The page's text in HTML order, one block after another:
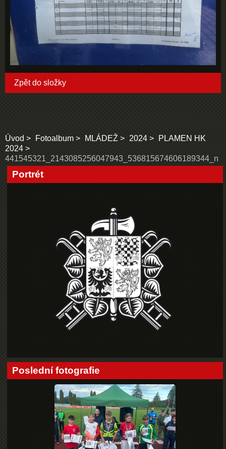
Zpět do složky
Úvod Fotoalbum MLÁDEŽ 2024
PLAMEN HK
2024
441545321_2143085256047943_536815674606189344_n
Portrét
Poslední fotografie